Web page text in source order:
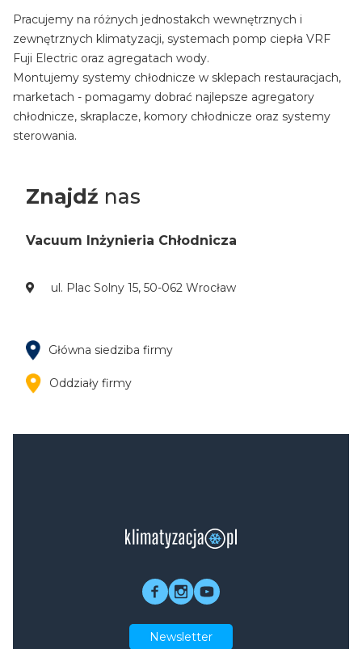
Pracujemy na różnych jednostakch wewnętrznych i
zewnętrznych klimatyzacji, systemach pomp ciepła VRF
Fuji Electric oraz agregatach wody.
Montujemy systemy chłodnicze w sklepach restauracjach,
marketach - pomagamy dobrać najlepsze agregatory
chłodnicze, skraplacze, komory chłodnicze oraz systemy
sterowania.
Znajdź nas
Vacuum Inżynieria Chłodnicza
ul. Plac Solny 15, 50-062 Wrocław
Główna siedziba firmy
Oddziały firmy
Newsletter